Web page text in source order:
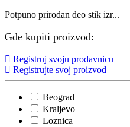
Potpuno prirodan deo stik izr...
Gde kupiti proizvod:
Registruj svoju prodavnicu
Registrujte svoj proizvod
Beograd
Kraljevo
Loznica